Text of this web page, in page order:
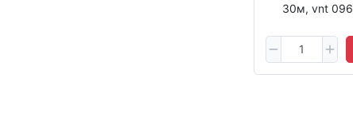
30м, vnt 096